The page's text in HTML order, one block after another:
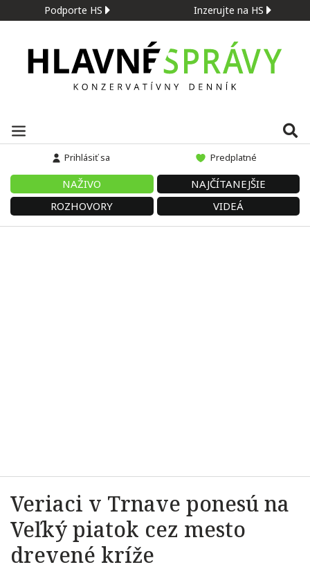
Podporte HS Inzerujte na HS
Prihlásiť sa Predplatné
NAŽIVO
NAJČÍTANEJŠIE
ROZHOVORY
VIDEÁ
Veriaci v Trnave ponesú na
Veľký piatok cez mesto
drevené kríže